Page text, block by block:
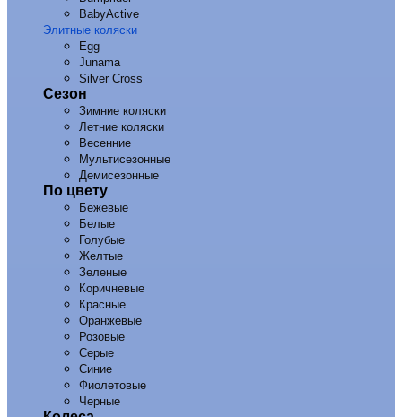
BabyActive
Элитные коляски
Egg
Junama
Silver Cross
Сезон
Зимние коляски
Летние коляски
Весенние
Мультисезонные
Демисезонные
По цвету
Бежевые
Белые
Голубые
Желтые
Зеленые
Коричневые
Красные
Оранжевые
Розовые
Серые
Синие
Фиолетовые
Черные